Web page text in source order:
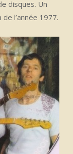
disques. Un
l’année 1977.